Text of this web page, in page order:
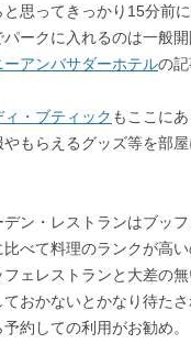
思ってきっかり15分前
ークに入れるのは一般
ーアンバサダーホテルの記
・ブティック もここに
やもらえるグッズ等を部
ン・レストランはブッ
べて料理のランクが高
ェレストランと大差の
ておかないとかなり待た
約しての利用がお勧め。